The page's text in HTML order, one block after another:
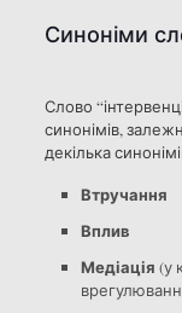
Синоніми
Слово
синонімів,
декілька
Втручання
Вплив
Медіація (у